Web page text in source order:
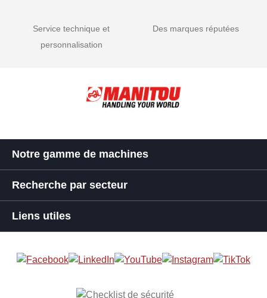
Service technique et
personnalisation
Des marques réputées
Notre gamme de machines
Recherche par secteur
Liens utiles